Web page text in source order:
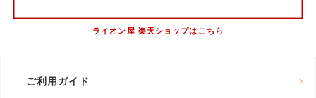
ライオン屋 楽天ショップはこちら
ご利用ガイド